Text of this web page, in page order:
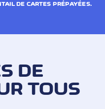
DE CARTES PRÉPAYÉES.
DE
TOUS